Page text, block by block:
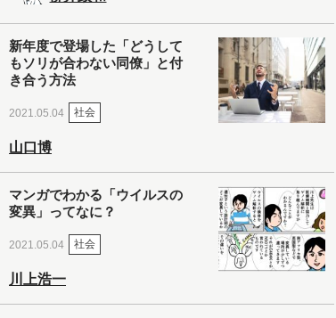
新年度で登場した「どうして
もソリが合わない同僚」と付
き合う方法
2021.05.04 社会
山口博
マンガでわかる「ウイルスの
変異」ってなに？
2021.05.04 社会
川上浩一